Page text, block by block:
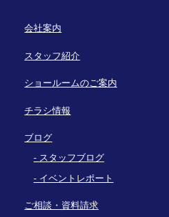
会社案内
スタッフ紹介
ショールームのご案内
チラシ情報
ブログ
スタッフブログ
イベントレポート
ご相談・資料請求